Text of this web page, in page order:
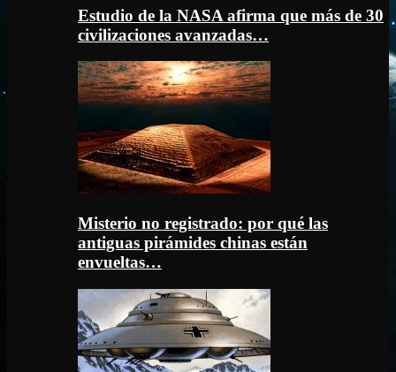
Estudio de la NASA afirma que más de 30
civilizaciones avanzadas…
Misterio no registrado: por qué las
antiguas pirámides chinas están
envueltas…